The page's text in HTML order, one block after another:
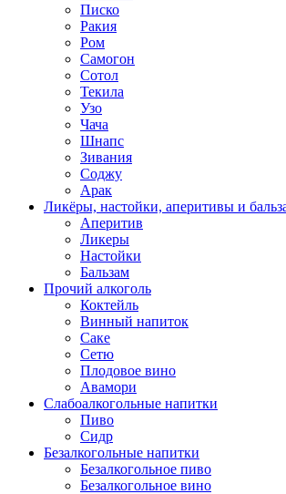
Писко
Ракия
Ром
Самогон
Сотол
Текила
Узо
Чача
Шнапс
Зивания
Соджу
Арак
Ликёры, настойки, аперитивы и
Аперитив
Ликеры
Настойки
Бальзам
Прочий алкоголь
Коктейль
Винный напиток
Саке
Сетю
Плодовое вино
Авамори
Слабоалкогольные напитки
Пиво
Сидр
Безалкогольные напитки
Безалкогольное пиво
Безалкогольное вино